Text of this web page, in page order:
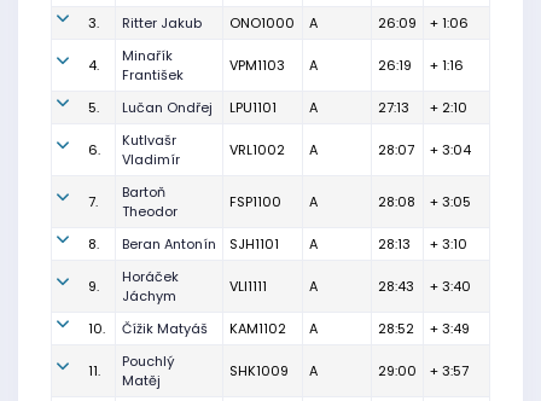
3. Ritter Jakub ONO1000 A 26:09 + 1:06
4.
Minařík
František
VPM1103 A 26:19 + 1:16
5. Lučan Ondřej LPU1101 A 27:13 + 2:10
6.
Kutlvašr
Vladimír
VRL1002 A 28:07 + 3:04
7.
Bartoň
Theodor
FSP1100 A 28:08 + 3:05
8. Beran Antonín SJH1101 A 28:13 + 3:10
9.
Horáček
Jáchym
VLI1111 A 28:43 + 3:40
10. Čížik Matyáš KAM1102 A 28:52 + 3:49
11.
Pouchlý
Matěj
SHK1009 A 29:00 + 3:57